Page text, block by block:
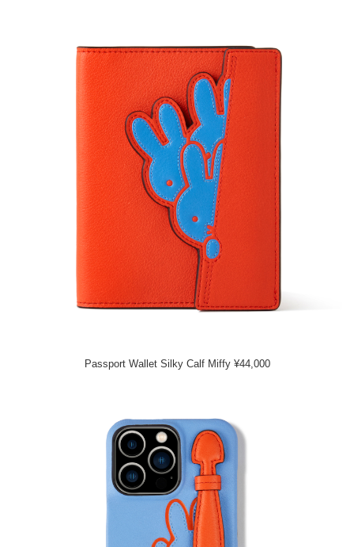
Passport Wallet Silky Calf Miffy ¥44,000